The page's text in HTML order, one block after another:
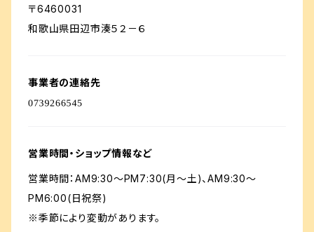
〒6460031
和歌山県田辺市湊５２－６
事業者の連絡先
営業時間・ショップ情報など
営業時間：AM9:30～PM7:30(月～土)、AM9:30～
PM6:00(日祝祭)
※季節により変動があります。